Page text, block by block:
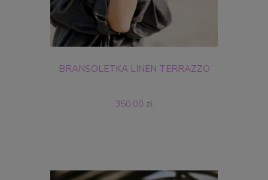
BRANSOLETKA LINEN TERRAZZO
350,00 zł